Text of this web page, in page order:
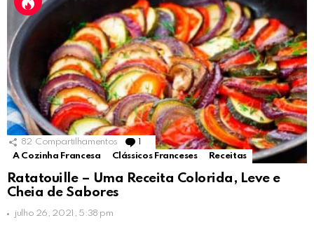
82 Compartilhamentos
Comment
A Cozinha Francesa
Clássicos Franceses Receitas
Ratatouille – Uma Receita Colorida, Leve e
Cheia de Sabores
julho 26, 2021, 5:38 pm